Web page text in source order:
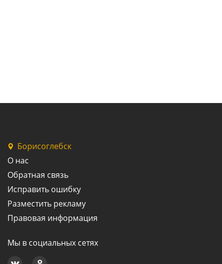
Борисоглебск
О нас
Обратная связь
Исправить ошибку
Разместить рекламу
Правовая информация
Мы в социальных сетях